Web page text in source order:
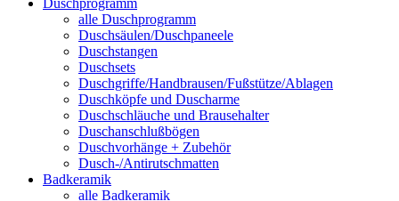
Duschprogramm
alle Duschprogramm
Duschsäulen/Duschpaneele
Duschstangen
Duschsets
Duschgriffe/Handbrausen/Fußstütze/Ablagen
Duschköpfe und Duscharme
Duschschläuche und Brausehalter
Duschanschlußbögen
Duschvorhänge + Zubehör
Dusch-/Antirutschmatten
Badkeramik
alle Badkeramik